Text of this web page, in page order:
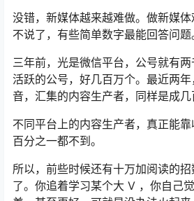
没错，新媒体越来越难做。做新媒
不说了，有些简单数字最能回答问题
三年前，光是微信平台，公号就有
活跃的公号，好几百万个。最近两
音，汇集的内容生产者，同样是成几
不同平台上的内容生产者，真正能
百分之一都不到。
所以，前些时候还有十万加阅读的
了。你追着学习某个大 V ，你自己